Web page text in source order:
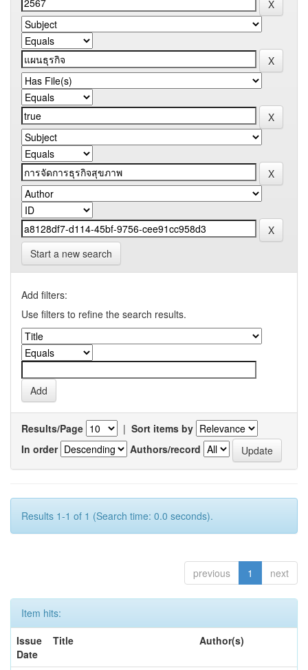
Start a new search
Add filters:
Use filters to refine the search results.
Results/Page | Sort items by
In order
Authors/record
Results 1-1 of 1 (Search time: 0.0 seconds).
previous 1 next
Item hits:
Issue
Date
Title Author(s)